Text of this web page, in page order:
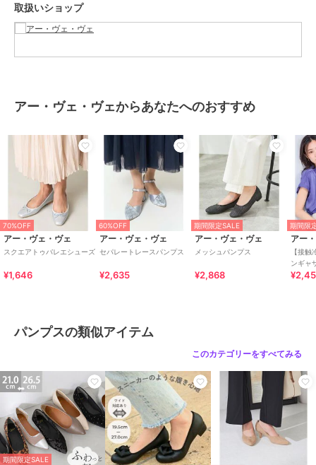
商品の色味の目安は商品単体の画像をご参照ください。
ショップ アー・ヴェ・ヴェ
商品カテゴリ シューズ ／パンプス
性別タイプ
レディース
シューズ ／パンプス
カラー ゴールド、ブラック
サイズ S,M,L
素材
ブラック/ゴールド：合成繊維
取扱いショップ
アー・ヴェ・ヴェからあなたへのおすすめ
70%OFF
アー・ヴェ・ヴェ
スクエアトゥバレエシューズ
¥1,646
60%OFF
アー・ヴェ・ヴェ
セパレートレースパンプス
¥2,635
期間限定SALE
アー・ヴェ・ヴェ
メッシュパンプス
¥2,868
期間限
アー
【接
ンギャ
乾/イー
パンプスの類似アイテム
このカテゴリーをすべてみる
期間限定SALE